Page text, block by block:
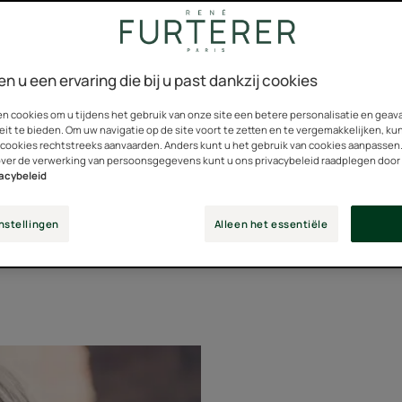
glanzend... volumineus... kortom, gezond!
en verzorgingsproduct die aangepast zijn aan uw
mag ook het belang van eenvoudige, dagelijkse
gezien worden. In combinatie met hoofdhuidmassage
behandelingen.
u een ervaring die bij u past dankzij cookies
cookies om u tijdens het gebruik van onze site een betere personalisatie en
te bieden. Om uw navigatie op de site voort te zetten en te vergemakkelijken,
rechtstreeks aanvaarden. Anders kunt u het gebruik van cookies
de verwerking van persoonsgegevens kunt u ons privacybeleid raadplegen
Alleen het essentiële